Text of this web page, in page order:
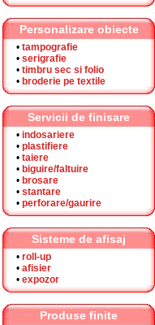
Personalizare obiecte
• tampografie
• serigrafie
• timbru sec si folio
• broderie pe textile
Servicii de finisare
• indosariere
• plastifiere
• taiere
• biguire/faltuire
• brosare
• stantare
• perforare/gaurire
Sisteme de afisaj
• roll-up
• afisier
• expozor
Produse finite